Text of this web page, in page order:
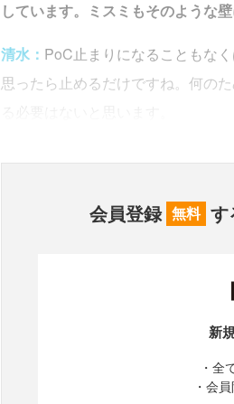
しています。ミスミもそのような
清水： PoC止まりになることもな
思ったら止めるだけですね。何の
会員登録 無料 す
新
・全
・会